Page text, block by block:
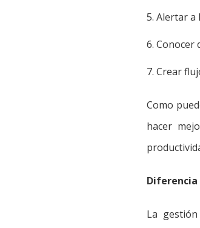
5. Alertar a
6. Conocer
7. Crear
Como
hacer
La